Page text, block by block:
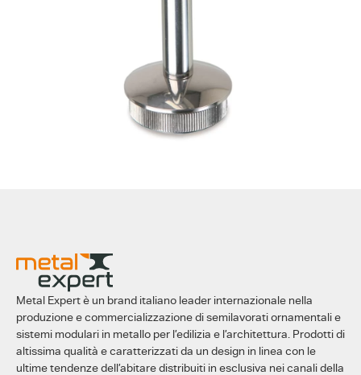
Metal Expert è un brand italiano leader internazionale nella
produzione e commercializzazione di semilavorati ornamentali e
sistemi modulari in metallo per l’edilizia e l’architettura. Prodotti di
altissima qualità e caratterizzati da un design in linea con le
ultime tendenze dell’abitare distribuiti in esclusiva nei canali della